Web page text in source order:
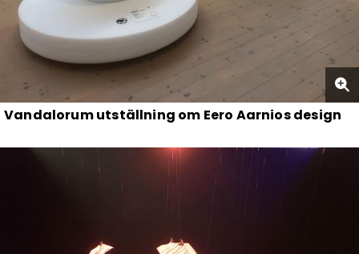
Vandalorum utställning om Eero Aarnios design